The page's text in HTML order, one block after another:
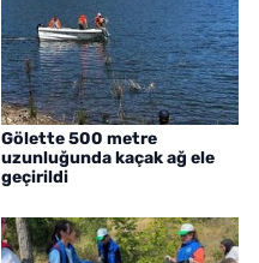
Gölette 500 metre
uzunluğunda kaçak ağ ele
geçirildi